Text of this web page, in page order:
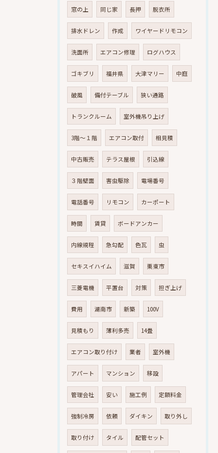
窓の上 同じ家 長押 脱衣所
排水ドレン 作成 ワイヤードリモコン
洗面所 エアコン修理 ログハウス
ゴキブリ 福井県 大津マリー 中庭
破風 備付テーブル 狭い通路
トランクルーム 室外機吊り上げ
3階～１階 エアコン取付 相見積
中古販売 テラス屋根 引込線
３階壁面 害虫駆除 電場番号
電話番号 リモコン カーポート
時間 賃貸 ボードアンカー
内線規程 急勾配 色瓦 虫
セキスイハイム 滋賀 栗東市
三菱電機 平置台 対策 担ぎ上げ
費用 湖南市 新築 100V
見積もり 薄利多売 14畳
エアコン取り付け 業者 室外機
アパート マンション 移設
管理会社 安い 施工例 定額料金
強制冷房 依頼 ダイキン 取り外し
取り付け タイル 配管セット